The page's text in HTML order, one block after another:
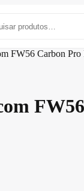
FW56 Carbon Pro